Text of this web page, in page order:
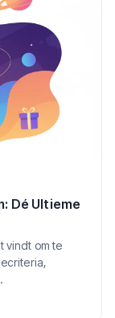
Dé Ultieme
vindt om te